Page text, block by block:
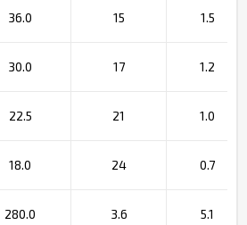
36.0 15 1.5
30.0 17 1.2
22.5 21 1.0
18.0 24 0.7
280.0 3.6 5.1